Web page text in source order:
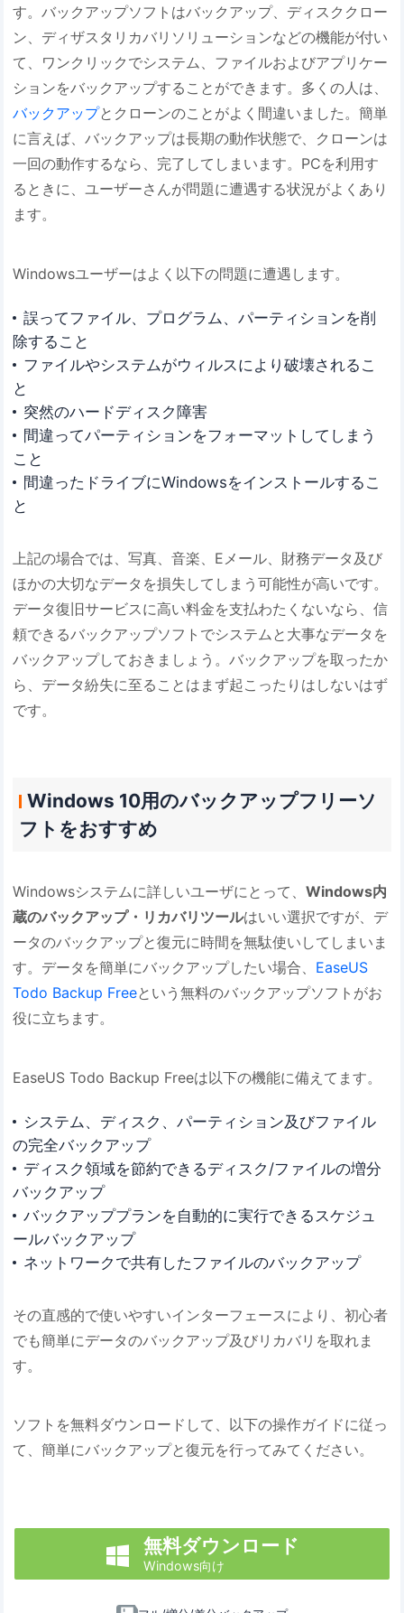
す。バックアップソフトはバックアップ、ディスククロー
ン、ディザスタリカバリソリューションなどの機能が付い
て、ワンクリックでシステム、ファイルおよびアプリケー
ションをバックアップすることができます。多くの人は、
バックアップとクローンのことがよく間違いました。簡単
に言えば、バックアップは長期の動作状態で、クローンは
一回の動作するなら、完了してしまいます。PCを利用す
るときに、ユーザーさんが問題に遭遇する状況がよくあり
ます。
Windowsユーザーはよく以下の問題に遭遇します。
誤ってファイル、プログラム、パーティションを削
除すること
ファイルやシステムがウィルスにより破壊されるこ
と
突然のハードディスク障害
間違ってパーティションをフォーマットしてしまう
こと
間違ったドライブにWindowsをインストールするこ
と
上記の場合では、写真、音楽、Eメール、財務データ及び
ほかの大切なデータを損失してしまう可能性が高いです。
データ復旧サービスに高い料金を支払わたくないなら、信
頼できるバックアップソフトでシステムと大事なデータを
バックアップしておきましょう。バックアップを取ったか
ら、データ紛失に至ることはまず起こったりはしないはず
です。
Windows 10用のバックアップフリーソ
フトをおすすめ
Windowsシステムに詳しいユーザにとって、Windows内
蔵のバックアップ・リカバリツールはいい選択ですが、デ
ータのバックアップと復元に時間を無駄使いしてしまいま
す。データを簡単にバックアップしたい場合、 EaseUS
Todo Backup Freeという無料のバックアップソフトがお
役に立ちます。
EaseUS Todo Backup Freeは以下の機能に備えてます。
システム、ディスク、パーティション及びファイル
の完全バックアップ
ディスク領域を節約できるディスク/ファイルの増分
バックアップ
バックアッププランを自動的に実行できるスケジュ
ールバックアップ
ネットワークで共有したファイルのバックアップ
その直感的で使いやすいインターフェースにより、初心者
でも簡単にデータのバックアップ及びリカバリを取れま
す。
ソフトを無料ダウンロードして、以下の操作ガイドに従っ
て、簡単にバックアップと復元を行ってみてください。
 無料ダウンロード
Windows向け